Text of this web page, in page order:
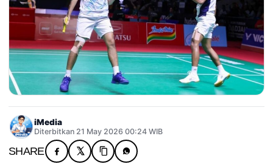
iMedia
Diterbitkan 21 May 2026 00:24 WIB
SHARE